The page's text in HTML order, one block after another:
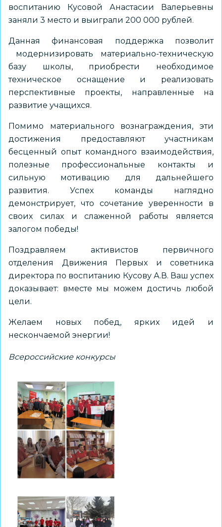
воспитанию Кусовой Анастасии Валерьевны
заняли 3 место и выиграли 200 000 рублей.
Данная финансовая поддержка позволит
модернизировать материально-техническую
базу школы, приобрести необходимое
техническое оснащение и реализовать
перспективные проекты, направленные на
развитие учащихся.
Помимо материального вознаграждения, эти
достижения предоставляют участникам
бесценный опыт командного взаимодействия,
полезные профессиональные контакты и
сильную мотивацию для дальнейшего
развития. Успех команды наглядно
демонстрирует, что сочетание уверенности в
своих силах и слаженной работы является
залогом победы!
Поздравляем активистов первичного
отделения Движения Первых и советника
директора по воспитанию Кусову А.В. Ваш успех
доказывает: вместе мы можем достичь любой
цели.
Желаем новых побед, ярких идей и
нескончаемой энергии!
Всероссийские конкурсы